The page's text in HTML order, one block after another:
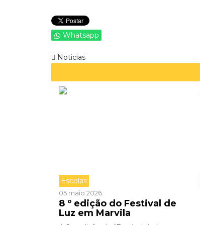
Whatsapp
Noticias
Escolas
05 maio 2026
8 º edição do Festival de
Luz em Marvila